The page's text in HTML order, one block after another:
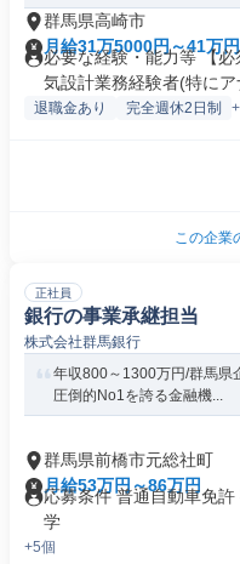
群馬県高崎市
月給31万5000円～41万円
必要な経験・能力等 【
気設計業務経験者(特にア
退職金あり 完全週休2日制
この企業
正社員
銀行の事業承継担当
株式会社群馬銀行
年収800～1300万円/群馬県
圧倒的No1を誇る金融機...
群馬県前橋市元総社町
月給53万円～86万円
応募条件 普通自動車免
学
+5個